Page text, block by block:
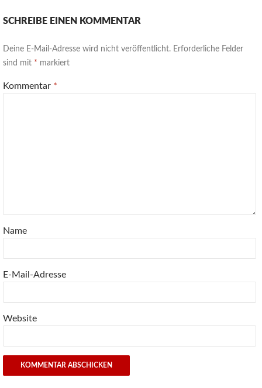
SCHREIBE EINEN KOMMENTAR
Deine E-Mail-Adresse wird nicht veröffentlicht. Erforderliche Felder
sind mit * markiert
Kommentar *
Name
E-Mail-Adresse
Website